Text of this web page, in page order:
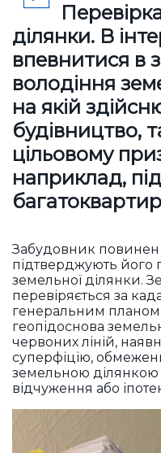
ділянки. В
впевнитися в
володіння
на якій
будівництво,
цільовому
наприклад,
Забудовник
підтверджують його
земельної ділянки.
перевіряється за
генеральним планом
геопідоснова
червоних ліній,
суперфіцію,
земельною
відчуження або